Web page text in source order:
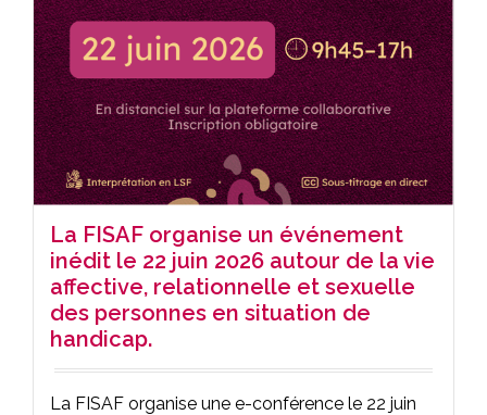
La FISAF organise un événement
inédit le 22 juin 2026 autour de la vie
affective, relationnelle et sexuelle
des personnes en situation de
handicap.
La FISAF organise une e-conférence le 22 juin